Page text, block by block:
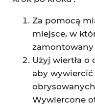
Za pomocą
miejsce, w
zamontowany
Użyj wiertła
aby wywiercić
Wywiercone